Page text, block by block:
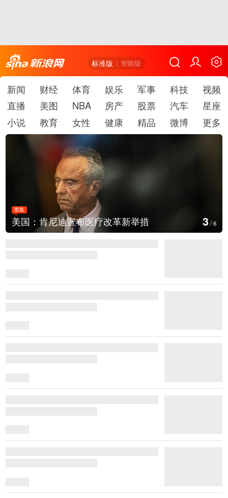
标准版 智能版
新闻 财经 体育 娱乐 军事 科技
视频
直播
美图 NBA 房产 股票 汽车
星座
小说
教育 女性 健康 精品 微博 更多
图集
美国：肯尼迪宣布医疗改革新举措 4 /6